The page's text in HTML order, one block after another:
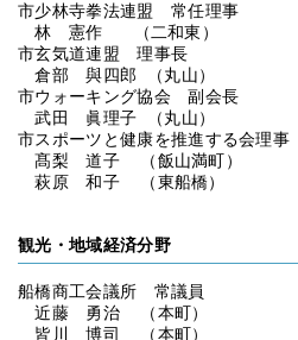
市少林寺拳法連盟 常任理事
林 憲作 （二和東）
市玄気道連盟 理事長
倉部 與四郎 （丸山）
市ウォーキング協会 副会長
武田 眞理子 （丸山）
市スポーツと健康を推進する会理事
髙梨 道子 （飯山満町）
萩原 和子 （東船橋）
観光・地域経済分野
船橋商工会議所 常議員
近藤 勇治 （本町）
皆川 博司 （本町）